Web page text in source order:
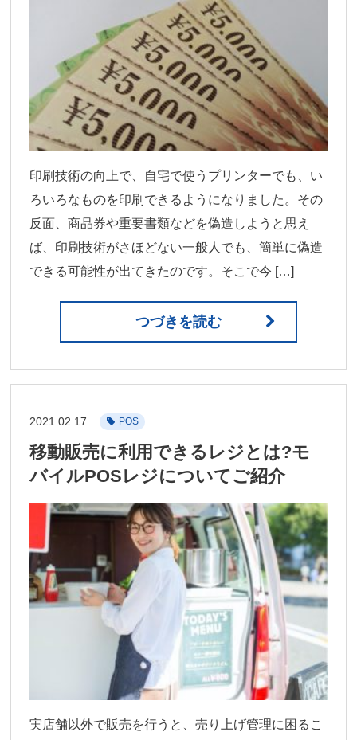
印刷技術の向上で、自宅で使うプリンターでも、い
ろいろなものを印刷できるようになりました。その
反面、商品券や重要書類などを偽造しようと思え
ば、印刷技術がさほどない一般人でも、簡単に偽造
できる可能性が出てきたのです。そこで今 […]
つづきを読む
2021.02.17 POS
移動販売に利用できるレジとは?モ
バイルPOSレジについてご紹介
実店舗以外で販売を行うと、売り上げ管理に困るこ